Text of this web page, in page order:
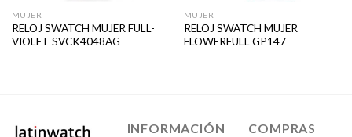
MUJER
RELOJ SWATCH MUJER FULL-
VIOLET SVCK4048AG
MUJER
RELOJ SWATCH MUJER
FLOWERFULL GP147
INFORMACIÓN COMPRAS